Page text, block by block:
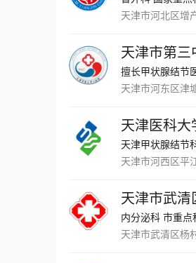
天津市河北区增
天津市第三
擅长甲状腺结节
天津市河东区津
天津医科大
天津甲状腺结节
天津市河西区平
天津市武清
内分泌科 市重点
天津市武清区杨